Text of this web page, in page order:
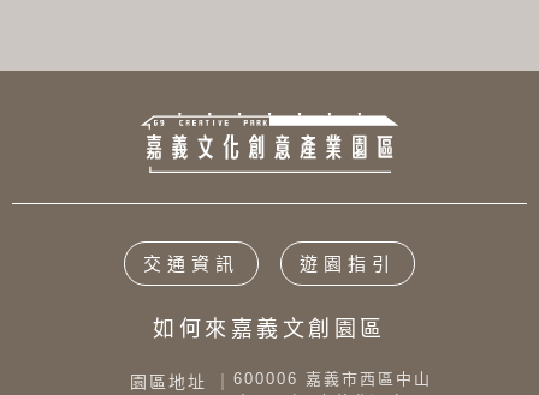
交通資訊 遊園指引
如何來嘉義文創園區
園區地址 ｜ 600006 嘉義市西區中山